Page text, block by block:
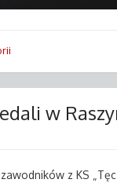
w
z KS